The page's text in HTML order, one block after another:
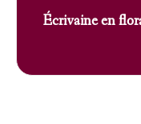
Écrivaine en